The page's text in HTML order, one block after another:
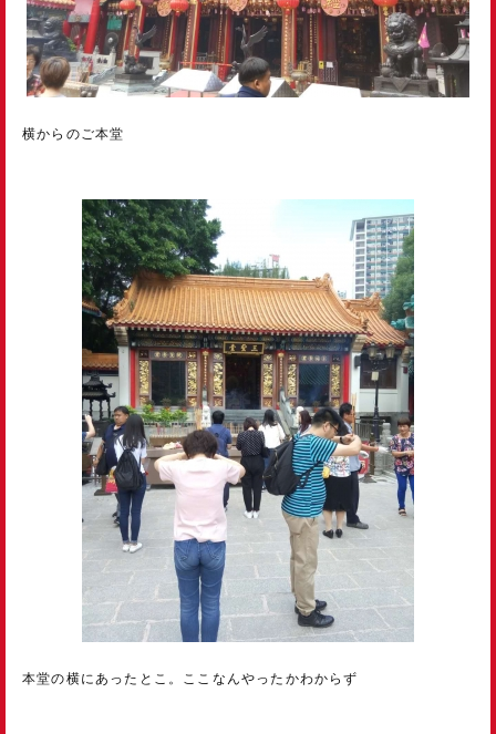
横からのご本堂
本堂の横にあったとこ。ここなんやったかわからず